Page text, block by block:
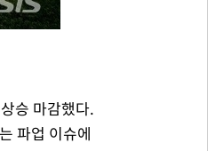
승 마감했다.
파업 이슈에